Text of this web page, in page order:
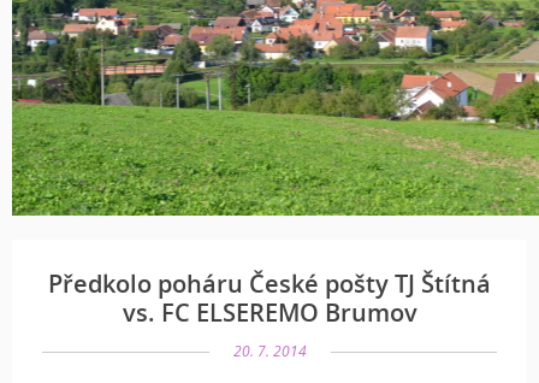
Předkolo poháru České pošty TJ Štítná
vs. FC ELSEREMO Brumov
20. 7. 2014